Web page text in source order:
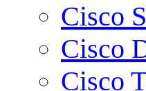
Cisco
Cisco
Cisco